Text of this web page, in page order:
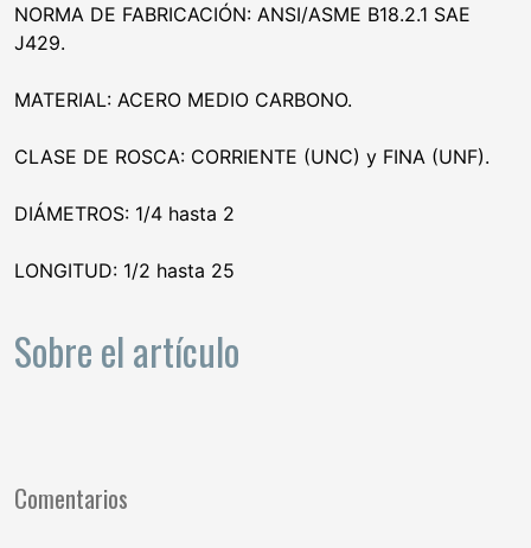
NORMA DE FABRICACIÓN: ANSI/ASME B18.2.1 SAE
J429.
MATERIAL: ACERO MEDIO CARBONO.
CLASE DE ROSCA: CORRIENTE (UNC) y FINA (UNF).
DIÁMETROS: 1/4 hasta 2
LONGITUD: 1/2 hasta 25
Sobre el artículo
Comentarios